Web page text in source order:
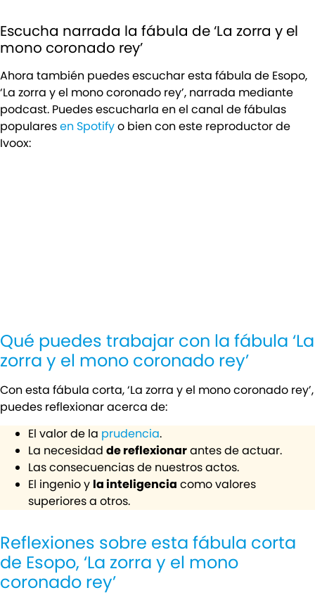
Escucha narrada la fábula de ‘La zorra y el
mono coronado rey’
Ahora también puedes escuchar esta fábula de Esopo,
‘La zorra y el mono coronado rey’, narrada mediante
podcast. Puedes escucharla en el canal de fábulas
popularesen Spotifyo bien con este reproductor de
Ivoox:
Qué puedes trabajar con la fábula ‘La
zorra y el mono coronado rey’
Con esta fábula corta, ‘La zorra y el mono coronado rey’,
puedes reflexionar acerca de:
El valor de la prudencia.
La necesidad de reflexionarantes de actuar.
Las consecuencias de nuestros actos.
El ingenio y la inteligencia como valores
superiores a otros.
Reflexiones sobre esta fábula corta
de Esopo, ‘La zorra y el mono
coronado rey’